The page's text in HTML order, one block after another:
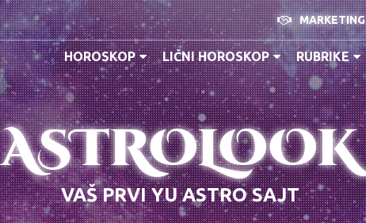
MARKETING
HOROSKOP LIČNI HOROSKOP RUBRIKE
ASTROLOOK
VAŠ PRVI YU ASTRO SAJT